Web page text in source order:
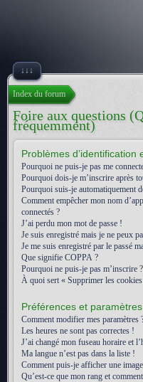
↓↓↓
Index du forum
Foire aux questions
fréquemment)
Problèmes d’identification
Pourquoi ne puis-je pas me
Pourquoi dois-je m’inscrire après
Pourquoi suis-je automatiquement
Comment empêcher mon nom
connectés ?
J’ai perdu mon mot de passe !
Je suis enregistré mais je ne peux
Je me suis enregistré par le passé
Que signifie COPPA ?
Pourquoi ne puis-je pas m’inscrire ?
À quoi sert « Supprimer les
Préférences et
Comment modifier mes paramètres
Les heures ne sont pas correctes !
J’ai changé mon fuseau horaire et
Ma langue n’est pas dans la liste !
Comment puis-je afficher une
Qu’est-ce que mon rang et